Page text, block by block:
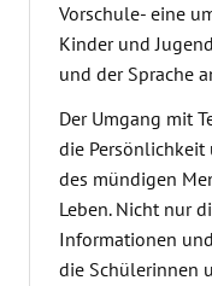
Vorschule- eine
Kinder und
und der Sprache
Der Umgang mit
die Persönlichkeit
des mündigen
Leben. Nicht nur
Informationen
die Schülerinnen